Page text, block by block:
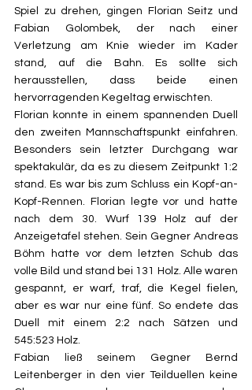
Spiel zu drehen, gingen Florian Seitz und
Fabian Golombek, der nach einer
Verletzung am Knie wieder im Kader
stand, auf die Bahn. Es sollte sich
herausstellen, dass beide einen
hervorragenden Kegeltag erwischten.
Florian konnte in einem spannenden Duell
den zweiten Mannschaftspunkt einfahren.
Besonders sein letzter Durchgang war
spektakulär, da es zu diesem Zeitpunkt 1:2
stand. Es war bis zum Schluss ein Kopf-an-
Kopf-Rennen. Florian legte vor und hatte
nach dem 30. Wurf 139 Holz auf der
Anzeigetafel stehen. Sein Gegner Andreas
Böhm hatte vor dem letzten Schub das
volle Bild und stand bei 131 Holz. Alle waren
gespannt, er warf, traf, die Kegel fielen,
aber es war nur eine fünf. So endete das
Duell mit einem 2:2 nach Sätzen und
545:523 Holz.
Fabian ließ seinem Gegner Bernd
Leitenberger in den vier Teilduellen keine